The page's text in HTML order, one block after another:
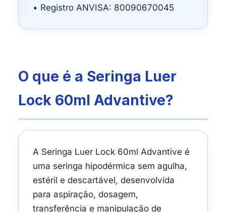
• Registro ANVISA: 80090670045
O que é a Seringa Luer
Lock 60ml Advantive?
A Seringa Luer Lock 60ml Advantive é
uma seringa hipodérmica sem agulha,
estéril e descartável, desenvolvida
para aspiração, dosagem,
transferência e manipulação de